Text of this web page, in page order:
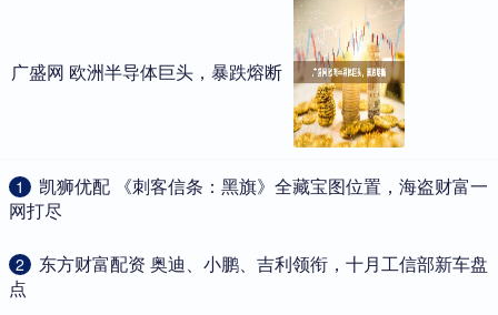
广盛网 欧洲半导体巨头，暴跌熔断
1
​凯狮优配 《刺客信条：黑旗》全藏宝图位置，海盗财富一
网打尽
2
​东方财富配资 奥迪、小鹏、吉利领衔，十月工信部新车盘
点